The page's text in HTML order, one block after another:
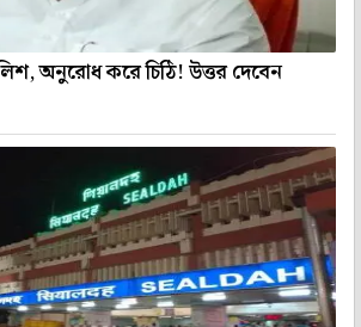
অনুরোধ করে চিঠি! উত্তর দেবেন